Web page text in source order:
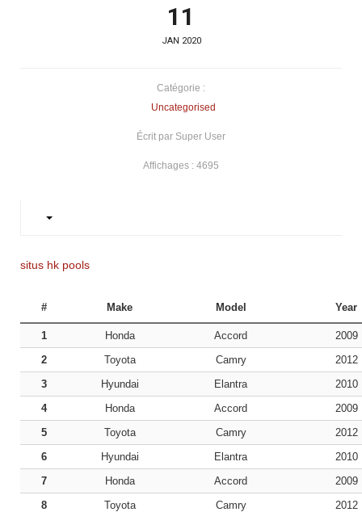
11
JAN 2020
Catégorie :
Uncategorised
Écrit par Super User
Affichages : 4695
situs hk pools
# Make Model Year
1 Honda Accord
2009
2
Toyota Camry
2012
3
Hyundai Elantra
2010
4
Honda Accord
2009
5
Toyota Camry
2012
6
Hyundai Elantra
2010
7
Honda Accord
2009
8
Toyota Camry 2012